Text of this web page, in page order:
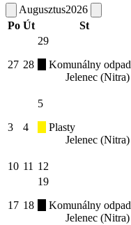
Augusztus2026
Po Út St
27 28
29
Komunálny odpad
Jelenec (Nitra)
3 4
5
Plasty
Jelenec (Nitra)
10 11 12
17 18
19
Komunálny odpad
Jelenec (Nitra)